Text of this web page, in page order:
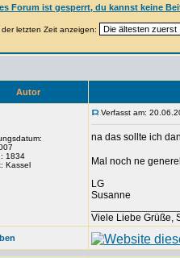
letzten Zeit anzeigen:
Autor
1834
Kassel
Verfasst am:
na das sollte ich
Mal noch ne
LG
Susanne
Viele Liebe Grüße,